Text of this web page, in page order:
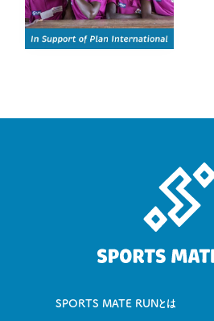
SPORTS MATE RUNとは